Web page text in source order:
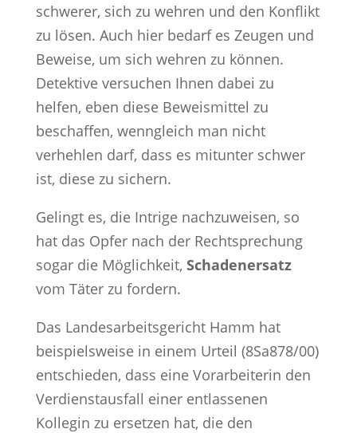
schwerer, sich zu wehren und den Konflikt
zu lösen. Auch hier bedarf es Zeugen und
Beweise, um sich wehren zu können.
Detektive versuchen Ihnen dabei zu
helfen, eben diese Beweismittel zu
beschaffen, wenngleich man nicht
verhehlen darf, dass es mitunter schwer
ist, diese zu sichern.
Gelingt es, die Intrige nachzuweisen, so
hat das Opfer nach der Rechtsprechung
sogar die Möglichkeit, Schadenersatz
vom Täter zu fordern.
Das Landesarbeitsgericht Hamm hat
beispielsweise in einem Urteil (8Sa878/00)
entschieden, dass eine Vorarbeiterin den
Verdienstausfall einer entlassenen
Kollegin zu ersetzen hat, die den